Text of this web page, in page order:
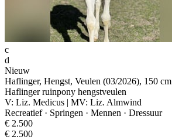
c
d
Nieuw
Haflinger, Hengst, Veulen (03/2026), 150 cm
Haflinger ruinpony hengstveulen
V: Liz. Medicus | MV: Liz. Almwind
Recreatief · Springen · Mennen · Dressuur
€ 2.500
€ 2.500